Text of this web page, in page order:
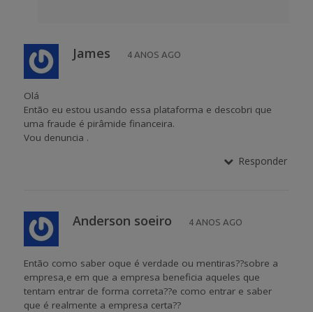
James 4 ANOS AGO
Olá
Então eu estou usando essa plataforma e descobri que
uma fraude é pirâmide financeira.
Vou denuncia .
Responder
Anderson soeiro 4 ANOS AGO
Então como saber oque é verdade ou mentiras??sobre a
empresa,e em que a empresa beneficia aqueles que
tentam entrar de forma correta??e como entrar e saber
que é realmente a empresa certa??